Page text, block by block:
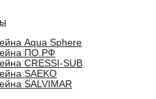
Aqua Sphere
ПО.РФ
CRESSI-SUB
SAEKO
SALVIMAR